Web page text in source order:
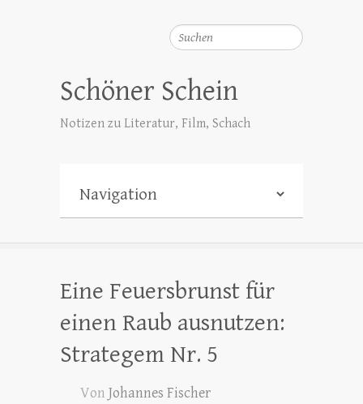
Suchen
Schöner Schein
Notizen zu Literatur, Film, Schach
Eine Feuersbrunst für
einen Raub ausnutzen:
Strategem Nr. 5
Von Johannes Fischer